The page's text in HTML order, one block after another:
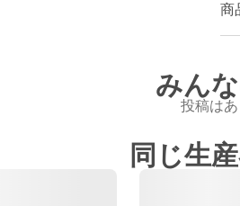
商
みん
投稿は
同じ生